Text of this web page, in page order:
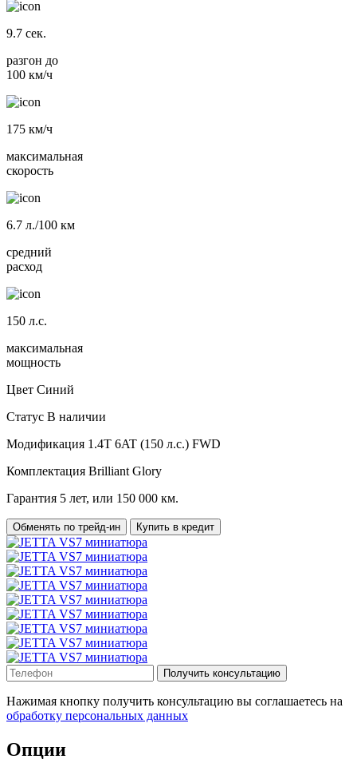
9.7 сек.
разгон до
100 км/ч
175 км/ч
максимальная
скорость
6.7 л./100 км
средний
расход
150 л.с.
максимальная
мощность
Цвет Синий
Статус В наличии
Модификация 1.4T 6AT (150 л.с.) FWD
Комплектация Brilliant Glory
Гарантия 5 лет, или 150 000 км.
Обменять по трейд-ин Купить в кредит
Получить консультацию
Нажимая кнопку получить консультацию вы соглашаетесь на
обработку персональных данных
Опции